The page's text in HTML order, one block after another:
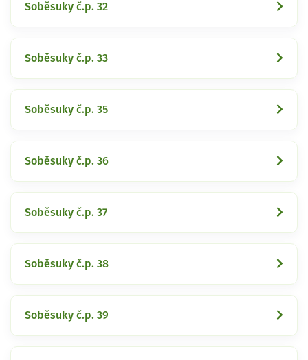
Soběsuky č.p. 32
Soběsuky č.p. 33
Soběsuky č.p. 35
Soběsuky č.p. 36
Soběsuky č.p. 37
Soběsuky č.p. 38
Soběsuky č.p. 39